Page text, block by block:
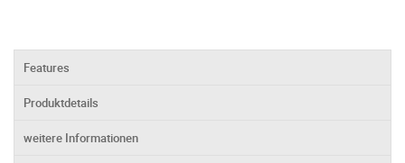
Features
Produktdetails
weitere Informationen